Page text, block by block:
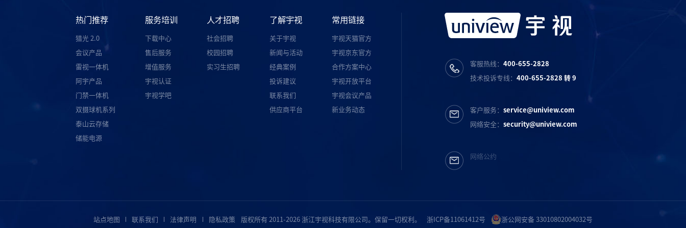
热门推荐
猎光 2.0
会议产品
雷视一体机
阿宇产品
门禁一体机
双摄球机系列
泰山云存储
储能电源
服务培训
下载中心
售后服务
增值服务
宇视认证
宇视学吧
人才招聘
社会招聘
校园招聘
实习生招聘
了解宇视
关于宇视
新闻与活动
经典案例
投诉建议
联系我们
供应商平台
常用链接
宇视天猫官方
宇视京东官方
合作方案中心
宇视开放平台
宇视会议产品
新业务动态
客服热线：400-655-2828
技术投诉专线：400-655-2828 转 9
客户服务：service@uniview.com
网络安全：security@uniview.com
网络公约
站点地图 联系我们 法律声明 隐私政策 版权所有 2011-2026 浙江宇视科技有限公司。保留一切权利。 浙ICP备11061412号 浙公网安备 33010802004032号